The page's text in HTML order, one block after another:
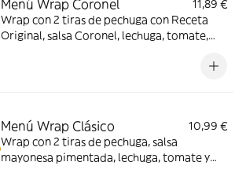
Menú Wrap Coronel
11,89 €
Wrap con 2 tiras de pechuga con Receta
Original, salsa Coronel, lechuga, tomate,
Menú Wrap Clásico
10,99 €
Wrap con 2 tiras de pechuga, salsa
mayonesa pimentada, lechuga, tomate y